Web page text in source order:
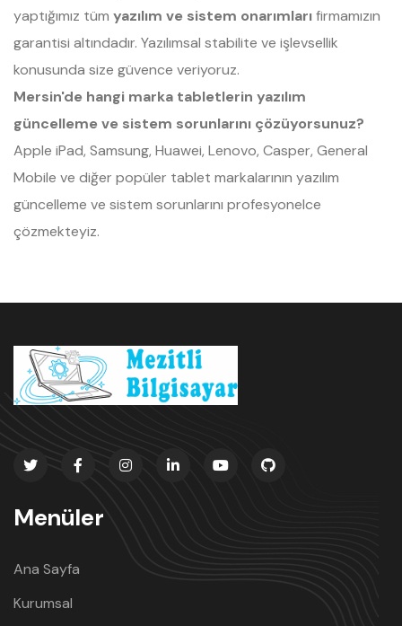
yaptığımız tüm yazılım ve sistem onarımlarıfirmamızın
garantisi altındadır. Yazılımsal stabilite ve işlevsellik
konusunda size güvence veriyoruz.
Mersin'de hangi marka tabletlerin yazılım
güncelleme ve sistem sorunlarını çözüyorsunuz?
Apple iPad, Samsung, Huawei, Lenovo, Casper, General
Mobile ve diğer popüler tablet markalarının yazılım
güncelleme ve sistem sorunlarını profesyonelce
çözmekteyiz.
Menüler
Ana Sayfa
Kurumsal